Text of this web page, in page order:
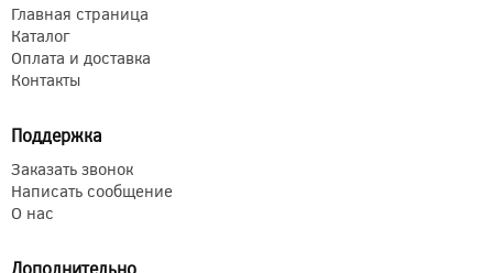
Главная страница
Каталог
Оплата и доставка
Контакты
Поддержка
Заказать звонок
Написать сообщение
О нас
Дополнительно